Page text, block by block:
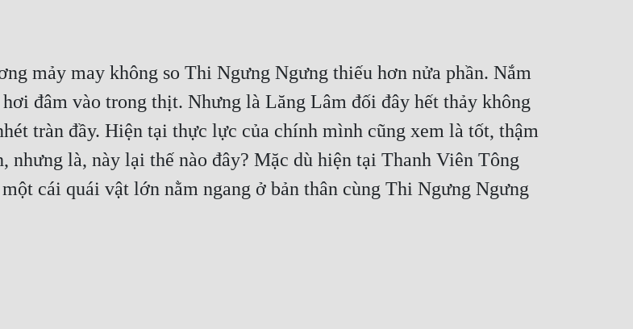
mảy may không so Thi Ngưng Ngưng thiếu hơn nửa phần. Nắm
đâm vào trong thịt. Nhưng là Lăng Lâm đối đây hết thảy không
tràn đầy. Hiện tại thực lực của chính mình cũng xem là tốt, thậm
nhưng là, này lại thế nào đây? Mặc dù hiện tại Thanh Viên Tông
cái quái vật lớn nằm ngang ở bản thân cùng Thi Ngưng Ngưng